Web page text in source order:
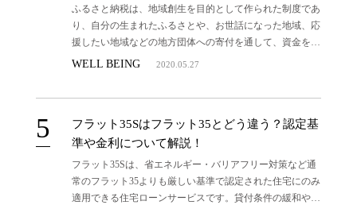
ふるさと納税は、地域創生を目的として作られた制度であ
り、自分の生まれたふるさとや、お世話になった地域、応
援したい地域などの地方団体への寄付を通して、資金を役
立ててもらえる制度です。収入などにより上限があるもの
WELL BEING 2020.05.27
フラット35Sはフラット35とどう違う？認定基
準や金利について解説！
フラット35Sは、省エネルギー・バリアフリー対策など通
常のフラット35よりも厳しい基準で認定された住宅にのみ
適用できる住宅ローンサービスです。貸付条件の緩和や貸